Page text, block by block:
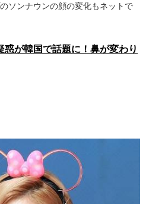
ソンナウンの顔の変化もネットで
が韓国で話題に！鼻が変わり